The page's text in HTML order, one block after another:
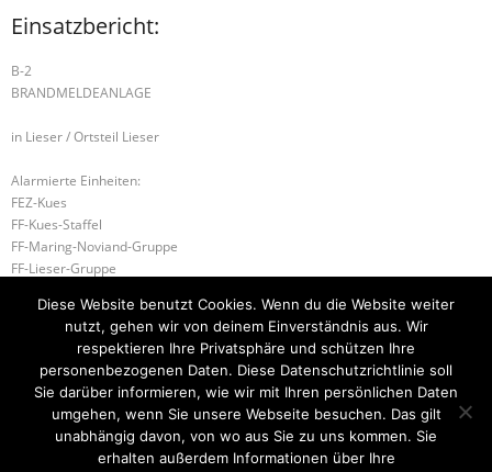
Einsatzbericht:
B-2
BRANDMELDEANLAGE
in Lieser / Ortsteil Lieser
Alarmierte Einheiten:
FEZ-Kues
FF-Kues-Staffel
FF-Maring-Noviand-Gruppe
FF-Lieser-Gruppe
BeKu WL
B-2 BRAND 2 H-2 UNTERSTÜTZUNG RETTUNGSDIENST
Diese Website benutzt Cookies. Wenn du die Website weiter
nutzt, gehen wir von deinem Einverständnis aus. Wir
respektieren Ihre Privatsphäre und schützen Ihre
personenbezogenen Daten. Diese Datenschutzrichtlinie soll
Sie darüber informieren, wie wir mit Ihren persönlichen Daten
umgehen, wenn Sie unsere Webseite besuchen. Das gilt
unabhängig davon, von wo aus Sie zu uns kommen. Sie
erhalten außerdem Informationen über Ihre